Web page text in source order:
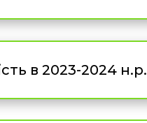
в 2023-2024 н.р.